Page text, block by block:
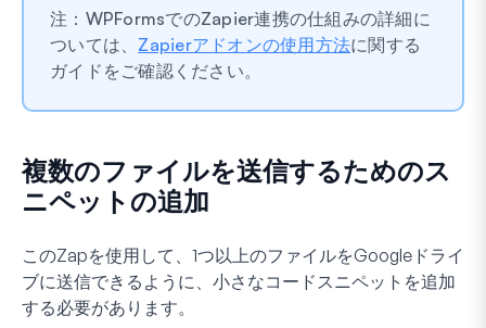
注：WPFormsでのZapier連携の仕組みの詳細に
ついては、 Zapierアドオンの使用方法に関する
ガイドをご確認ください。
複数のファイルを送信するためのス
ニペットの追加
このZapを使用して、1つ以上のファイルをGoogleドライ
ブに送信できるように、小さなコードスニペットを追加
する必要があります。